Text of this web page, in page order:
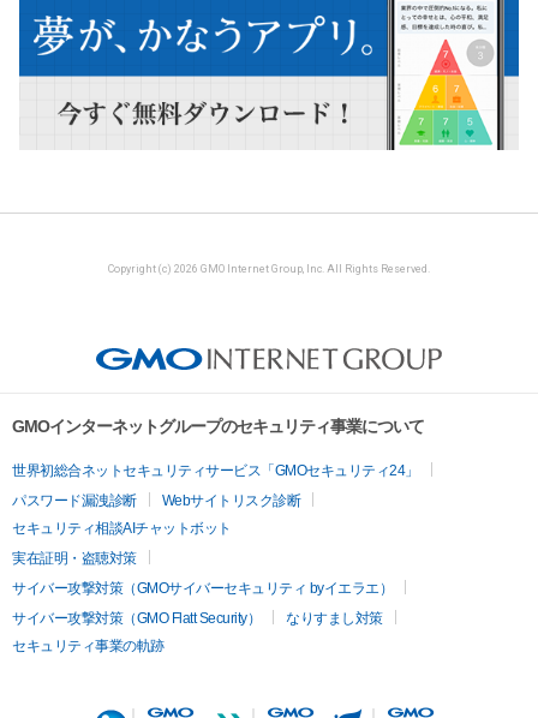
Copyright (c) 2026 GMO Internet Group, Inc. All Rights Reserved.
GMOインターネットグループのセキュリティ事業について
世界初総合ネットセキュリティサービス「GMOセキュリティ24」
パスワード漏洩診断
Webサイトリスク診断
セキュリティ相談AIチャットボット
実在証明・盗聴対策
サイバー攻撃対策（GMOサイバーセキュリティ byイエラエ）
サイバー攻撃対策（GMO Flatt Security）
なりすまし対策
セキュリティ事業の軌跡